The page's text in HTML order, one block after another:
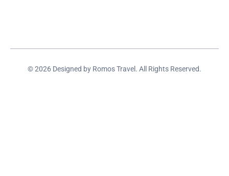
© 2026 Designed by Romos Travel. All Rights Reserved.